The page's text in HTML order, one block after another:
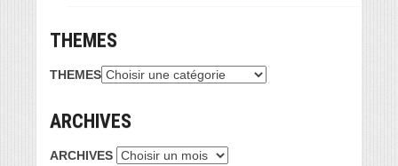
THEMES
THEMES
ARCHIVES
ARCHIVES